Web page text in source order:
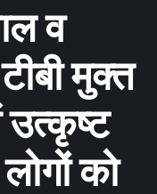
व
मुक्त
उत्कृष्ट
को